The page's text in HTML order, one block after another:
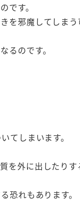
です。
を邪魔してしま
るのです。
てしまいます。
を外に出したり
恐れもあります。